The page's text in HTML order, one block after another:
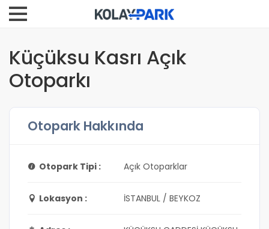
Küçüksu Kasrı Açık
Otoparkı
Otopark Hakkında
Otopark Tipi : Açık Otoparklar
Lokasyon : İSTANBUL / BEYKOZ